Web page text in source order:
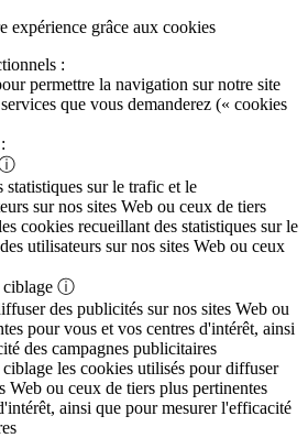
expérience grâce aux cookies
:
permettre la navigation sur notre site
que vous demanderez (« cookies
statistiques sur le trafic et le
sur nos sites Web ou ceux de tiers
cookies recueillant des statistiques sur le
utilisateurs sur nos sites Web ou ceux
ⓘ
des publicités sur nos sites Web ou
pour vous et vos centres d'intérêt, ainsi
des campagnes publicitaires
les cookies utilisés pour diffuser
Web ou ceux de tiers plus pertinentes
ainsi que pour mesurer l'efficacité